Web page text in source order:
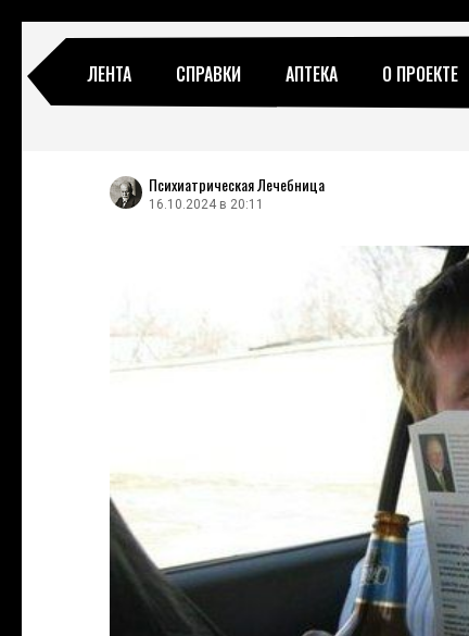
ЛЕНТА СПРАВКИ АПТЕКА О ПРОЕКТЕ
Психиатрическая Лечебница
16.10.2024 в 20:11